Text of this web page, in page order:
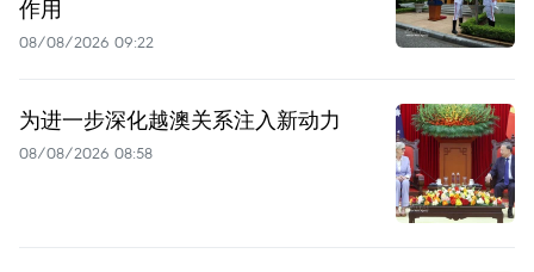
作用
08/08/2026 09:22
为进一步深化越澳关系注入新动力
08/08/2026 08:58